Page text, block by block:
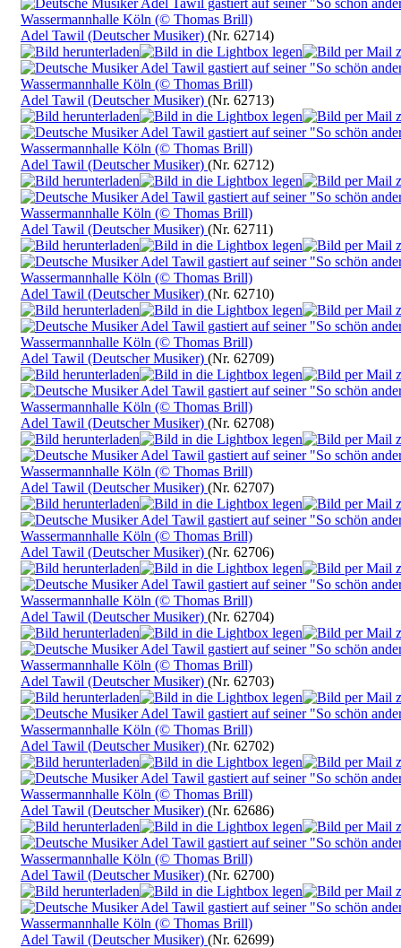
Adel Tawil (Deutscher Musiker) (Nr. 62714)
Adel Tawil (Deutscher Musiker) (Nr. 62713)
Adel Tawil (Deutscher Musiker) (Nr. 62712)
Adel Tawil (Deutscher Musiker) (Nr. 62711)
Adel Tawil (Deutscher Musiker) (Nr. 62710)
Adel Tawil (Deutscher Musiker) (Nr. 62709)
Adel Tawil (Deutscher Musiker) (Nr. 62708)
Adel Tawil (Deutscher Musiker) (Nr. 62707)
Adel Tawil (Deutscher Musiker) (Nr. 62706)
Adel Tawil (Deutscher Musiker) (Nr. 62704)
Adel Tawil (Deutscher Musiker) (Nr. 62703)
Adel Tawil (Deutscher Musiker) (Nr. 62702)
Adel Tawil (Deutscher Musiker) (Nr. 62686)
Adel Tawil (Deutscher Musiker) (Nr. 62700)
Adel Tawil (Deutscher Musiker) (Nr. 62699)